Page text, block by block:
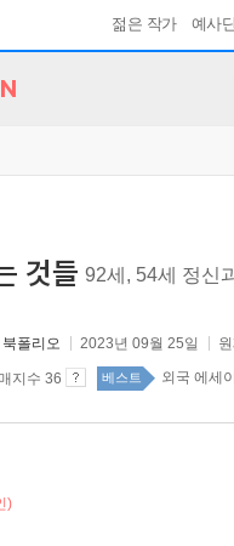
젊은 작가 예사
것들 92세, 54세 정신
북폴리오 2023년 09월 25일 원
지수 36 베스트 외국 에세
)